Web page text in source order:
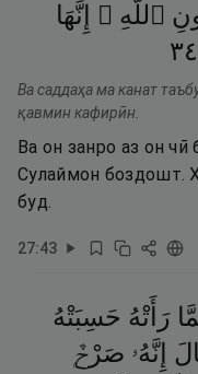
ٱللَّهِ ۖ إِنَّهَا
٤٣
Ва саддаҳа ма канат
қавмин кафирӣн.
Ва он занро аз он
Сулаймон боздошт.
буд.
27:43
رَأَتْهُ حَسِبَتْهُ
إِنَّهُۥ صَرْحٌۭ